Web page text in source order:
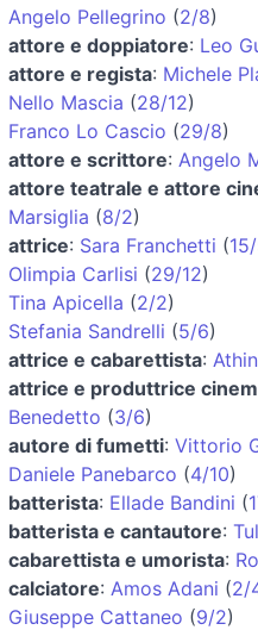
Angelo Pellegrino (2/8)
attore e doppiatore: Leo
attore e regista: Michele
Nello Mascia (28/12)
Franco Lo Cascio (29/8)
attore e scrittore: Angelo
attore teatrale e attore
Marsiglia (8/2)
attrice: Sara Franchetti (
Olimpia Carlisi (29/12)
Tina Apicella (2/2)
Stefania Sandrelli (5/6)
attrice e cabarettista:
attrice e produttrice
Benedetto (3/6)
autore di fumetti: Vittorio
Daniele Panebarco (4/10)
batterista: Ellade Bandini (
batterista e cantautore:
cabarettista e umorista:
calciatore: Amos Adani (2/
Giuseppe Cattaneo (9/2)